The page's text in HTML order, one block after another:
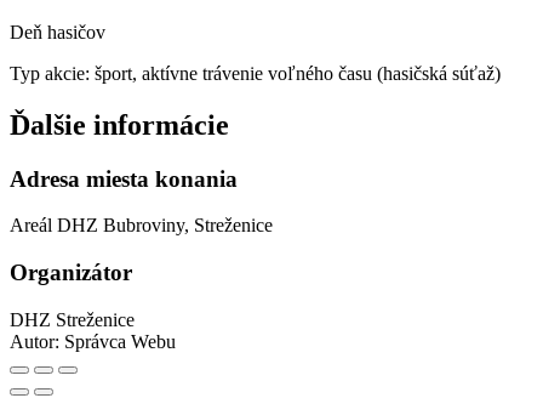
Deň hasičov
Typ akcie: šport, aktívne trávenie voľného času (hasičská súťaž)
Ďalšie informácie
Adresa miesta konania
Areál DHZ Bubroviny, Streženice
Organizátor
DHZ Streženice
Autor: Správca Webu